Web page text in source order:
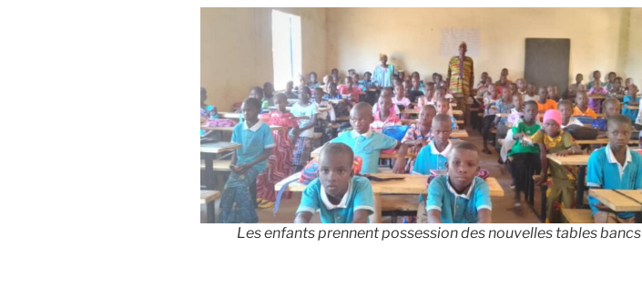
Les enfants prennent possession des nouvelles tables bancs